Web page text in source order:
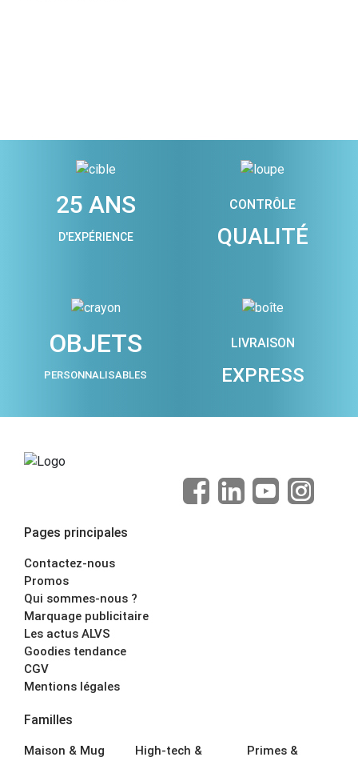
25 ANS
D'EXPÉRIENCE
CONTRÔLE
QUALITÉ
OBJETS
PERSONNALISABLES
LIVRAISON
EXPRESS
Pages principales
Contactez-nous
Promos
Qui sommes-nous ?
Marquage publicitaire
Les actus ALVS
Goodies tendance
CGV
Mentions légales
Familles
Maison & Mug High-tech & Primes &